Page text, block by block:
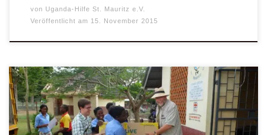
von Uganda-Hilfe St. Mauritz e.V.
Veröffentlicht am 15. November 2015
Jetzt ist es amtlich: Nachdem der Vorstand bereits vor
einigen Tagen mündlich und schriftlich die freudige
Nachricht erhalten hat, zum 2. Mal zu den Projekten zu